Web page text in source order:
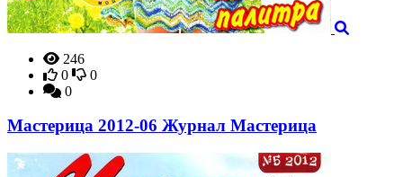
246
0
0
0
Мастерица 2012-06 Журнал Мастерица